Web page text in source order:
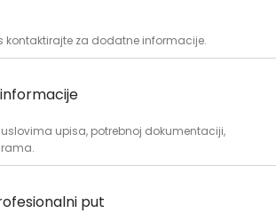
kontaktirajte za dodatne informacije.
upisa, potrebnoj dokumentaciji,
put